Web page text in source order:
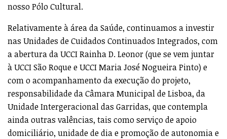
nosso Pólo Cultural.
Relativamente à área da Saúde, continuamos a investir
nas Unidades de Cuidados Continuados Integrados, com
a abertura da UCCI Rainha D. Leonor (que se vem juntar
à UCCI São Roque e UCCI Maria José Nogueira Pinto) e
com o acompanhamento da execução do projeto,
responsabilidade da Câmara Municipal de Lisboa, da
Unidade Intergeracional das Garridas, que contempla
ainda outras valências, tais como serviço de apoio
domiciliário, unidade de dia e promoção de autonomia e